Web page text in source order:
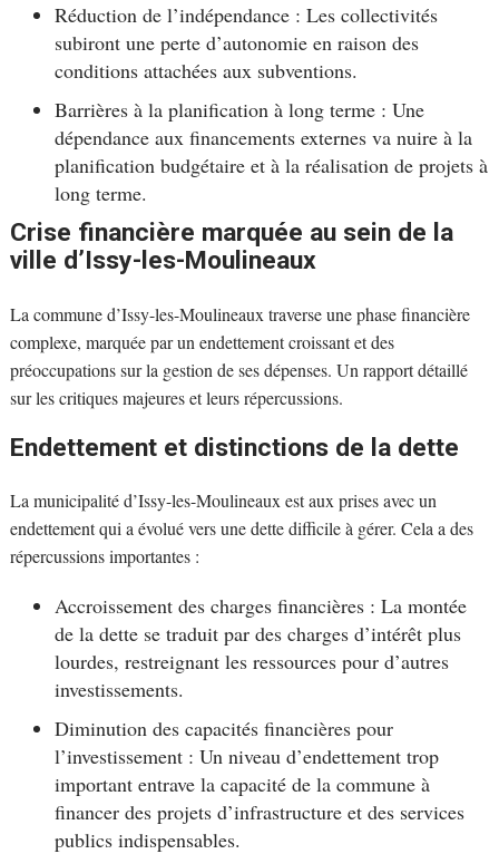
Réduction de l’indépendance : Les collectivités
subiront une perte d’autonomie en raison des
conditions attachées aux subventions.
Barrières à la planification à long terme : Une
dépendance aux financements externes va nuire à la
planification budgétaire et à la réalisation de projets à
long terme.
Crise financière marquée au sein de la
ville d’Issy-les-Moulineaux
La commune d’Issy-les-Moulineaux traverse une phase financière
complexe, marquée par un endettement croissant et des
préoccupations sur la gestion de ses dépenses. Un rapport détaillé
sur les critiques majeures et leurs répercussions.
Endettement et distinctions de la dette
La municipalité d’Issy-les-Moulineaux est aux prises avec un
endettement qui a évolué vers une dette difficile à gérer. Cela a des
répercussions importantes :
Accroissement des charges financières : La montée
de la dette se traduit par des charges d’intérêt plus
lourdes, restreignant les ressources pour d’autres
investissements.
Diminution des capacités financières pour
l’investissement : Un niveau d’endettement trop
important entrave la capacité de la commune à
financer des projets d’infrastructure et des services
publics indispensables.